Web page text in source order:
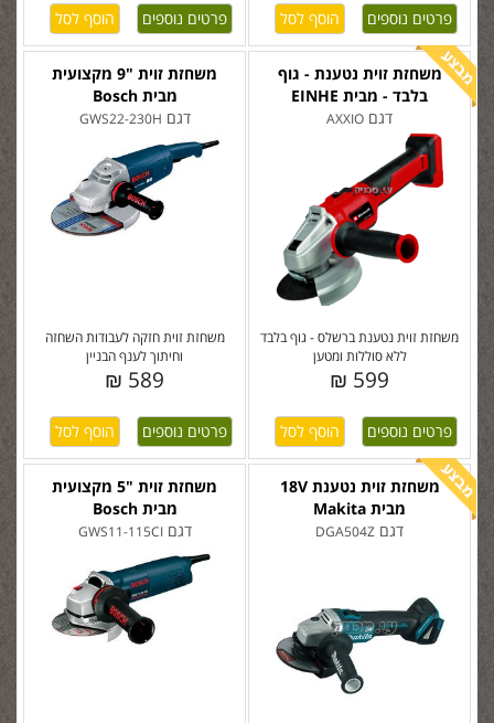
פרטים נוספים פרטים נוספים
משחזת זוית "9 מקצועית
מבית Bosch
דגם GWS22-230H
משחזת זוית חזקה לעבודות השחזה
וחיתוך לענף הבניין
589 ₪
פרטים נוספים
משחזת זוית נטענת - גוף
בלבד - מבית EINHE
דגם AXXIO
משחזת זוית נטענת ברשלס - גוף בלבד
ללא סוללות ומטען
599 ₪
פרטים נוספים
משחזת זוית "5 מקצועית
מבית Bosch
דגםGWS11-115CI
משחזת זוית נטענת 18V
מבית Makita
דגם DGA504Z